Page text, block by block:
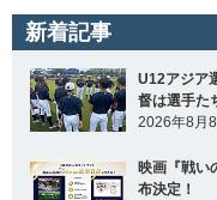
新着記事
U12アジア
督は選手た
2026年8月8
映画『戦い
布決定！